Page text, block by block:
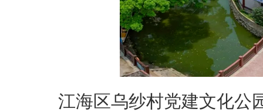
江海区乌纱村党建文化公